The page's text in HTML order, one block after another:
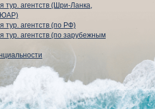
тур. агентств (Шри-Ланка,
ЮАР)
тур. агентств (по РФ)
тур. агентств (по зарубежным